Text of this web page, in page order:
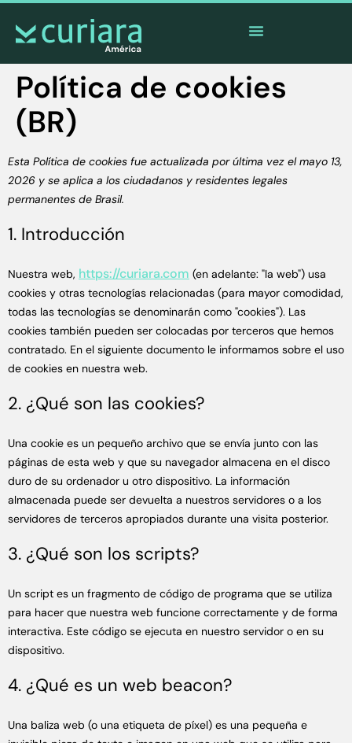
Política de cookies
(BR)
Esta Política de cookies fue actualizada por última vez el mayo 13,
2026 y se aplica a los ciudadanos y residentes legales
permanentes de Brasil.
1. Introducción
Nuestra web, https://curiara.com (en adelante: "la web") usa
cookies y otras tecnologías relacionadas (para mayor comodidad,
todas las tecnologías se denominarán como "cookies"). Las
cookies también pueden ser colocadas por terceros que hemos
contratado. En el siguiente documento le informamos sobre el uso
de cookies en nuestra web.
2. ¿Qué son las cookies?
Una cookie es un pequeño archivo que se envía junto con las
páginas de esta web y que su navegador almacena en el disco
duro de su ordenador u otro dispositivo. La información
almacenada puede ser devuelta a nuestros servidores o a los
servidores de terceros apropiados durante una visita posterior.
3. ¿Qué son los scripts?
Un script es un fragmento de código de programa que se utiliza
para hacer que nuestra web funcione correctamente y de forma
interactiva. Este código se ejecuta en nuestro servidor o en su
dispositivo.
4. ¿Qué es un web beacon?
Una baliza web (o una etiqueta de píxel) es una pequeña e